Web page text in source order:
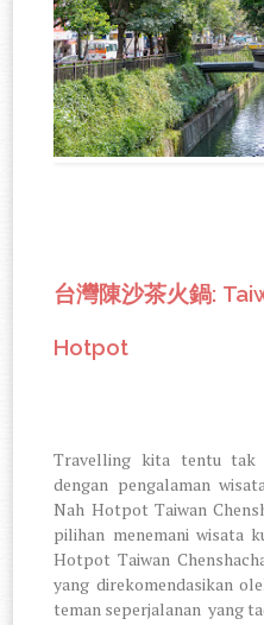
台灣陳沙茶火鍋:
Hotpot
Travelling kita tentu tak
dengan pengalaman
Nah Hotpot Taiwan
pilihan menemani wisata
Hotpot Taiwan
yang direkomendasikan
teman seperjalanan yang